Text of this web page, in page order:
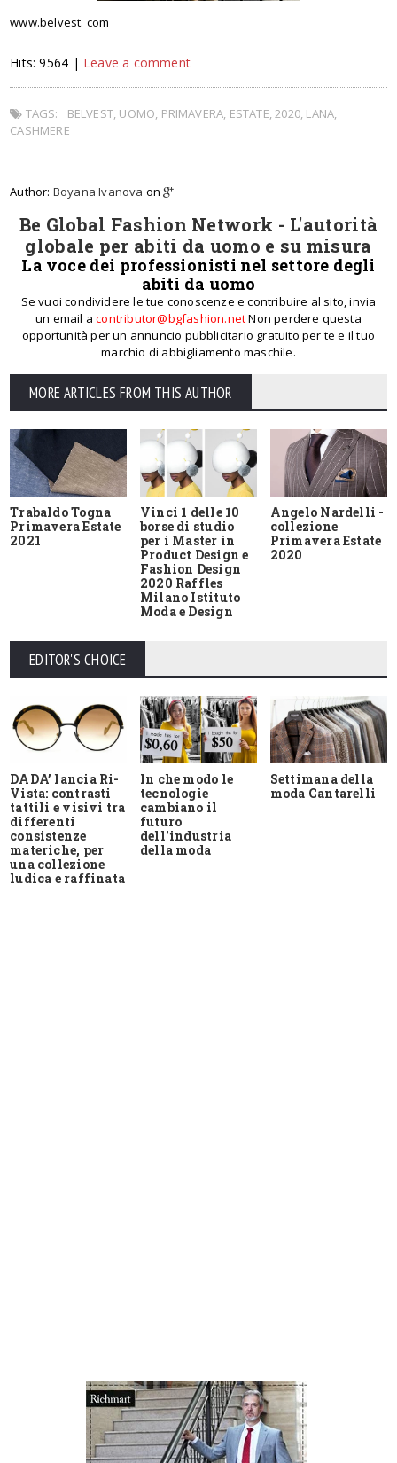
www.belvest. com
Hits: 9564 | Leave a comment
TAGS:
BELVEST, UOMO, PRIMAVERA, ESTATE, 2020, LANA,
CASHMERE
Author: Boyana Ivanova on
Be Global Fashion Network - L'autorità
globale per abiti da uomo e su misura
La voce dei professionisti nel settore degli
abiti da uomo
Se vuoi condividere le tue conoscenze e contribuire al sito, invia
un'email acontributor@bgfashion.netNon perdere questa
opportunità per un annuncio pubblicitario gratuito per te e il tuo
marchio di abbigliamento maschile.
MORE ARTICLES FROM THIS AUTHOR
Trabaldo Togna
Primavera Estate
2021
Vinci 1 delle 10
borse di studio
per i Master in
Product Design e
Fashion Design
2020 Raffles
Milano Istituto
Moda e Design
Angelo Nardelli -
collezione
Primavera Estate
2020
EDITOR'S CHOICE
DADA’ lancia Ri-
Vista: contrasti
tattili e visivi tra
differenti
consistenze
materiche, per
una collezione
ludica e raffinata
In che modo le
tecnologie
cambiano il
futuro
dell'industria
della moda
Settimana della
moda Cantarelli